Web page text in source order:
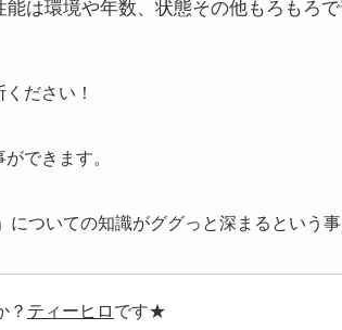
は環境や年数、状態その他もろもろで
ださい！
できます。
ついての知識がググっと深まるという事
？ ティーヒロ です★